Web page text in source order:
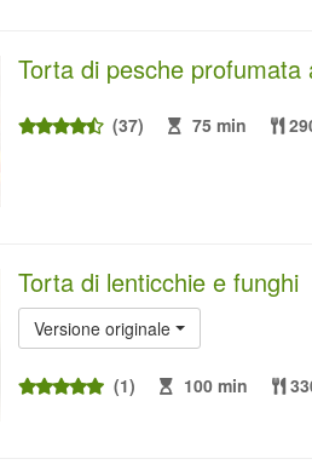
Torta di pesche profumata
(37) 75 min
Torta di lenticchie e funghi
Versione originale
(1) 100 min